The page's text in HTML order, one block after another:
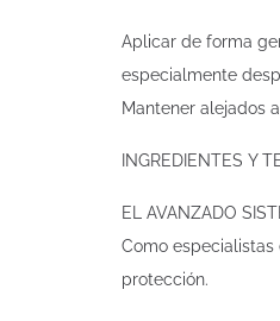
Aplicar de forma
especialmente
Mantener alejados
INGREDIENTES Y
EL AVANZADO
Como
protección.